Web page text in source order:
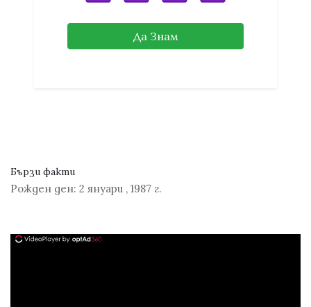
Да Знам
Бързи факти
Рожден ден: 2 януари , 1987 г.